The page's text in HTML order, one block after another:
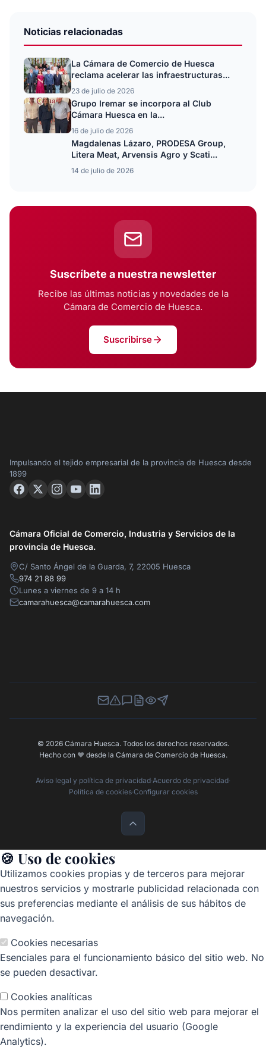
Noticias relacionadas
La Cámara de Comercio de Huesca
reclama acelerar las infraestructuras...
23 de julio de 2026
Grupo Iremar se incorpora al Club
Cámara Huesca en la...
16 de julio de 2026
Magdalenas Lázaro, PRODESA Group,
Litera Meat, Arvensis Agro y Scati...
14 de julio de 2026
Suscríbete a nuestra newsletter
Recibe las últimas noticias y novedades de la
Cámara de Comercio de Huesca.
Suscribirse
Impulsando el tejido empresarial de la provincia de Huesca desde
1899
Cámara Oficial de Comercio, Industria y Servicios de la
provincia de Huesca.
C/ Santo Ángel de la Guarda, 7, 22005 Huesca
974 21 88 99
Lunes a viernes de 9 a 14 h
camarahuesca@camarahuesca.com
Newsletter
Canal de Denuncias
Buzón de Sugerencias
Perfil Contratante
Ley de Transparencia
Contacta con nosotros
© 2026 Cámara Huesca. Todos los derechos reservados.
Hecho con ❤️ desde la Cámara de Comercio de Huesca.
Aviso legal y política de privacidad·Acuerdo de privacidad·
Política de cookies·Configurar cookies
🍪 Uso de cookies
Utilizamos cookies propias y de terceros para mejorar
nuestros servicios y mostrarle publicidad relacionada con
sus preferencias mediante el análisis de sus hábitos de
navegación.
Cookies necesarias
Esenciales para el funcionamiento básico del sitio web. No
se pueden desactivar.
Cookies analíticas
Nos permiten analizar el uso del sitio web para mejorar el
rendimiento y la experiencia del usuario (Google
Analytics).